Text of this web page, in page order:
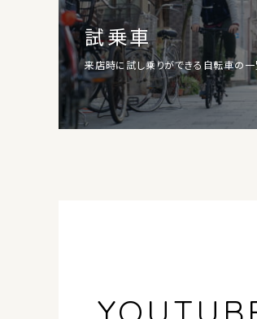
試乗車
来店時に試し乗りができる自転車の一